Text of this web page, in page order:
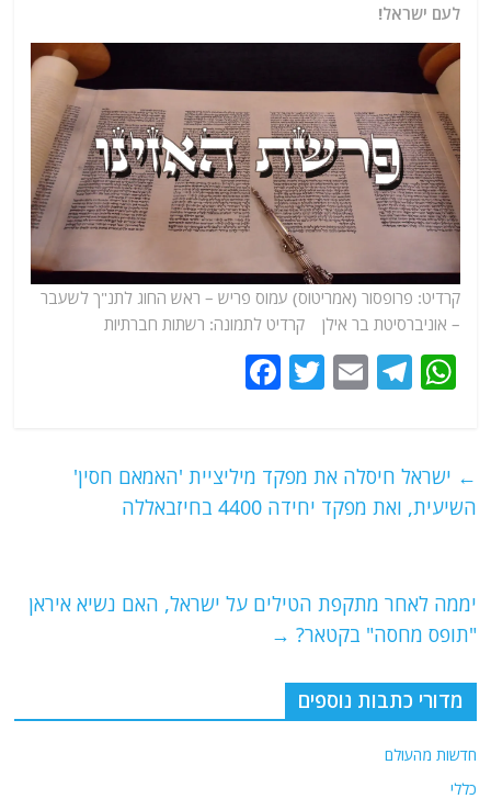
לעם ישראל!
קרדיט: פרופסור (אמריטוס) עמוס פריש – ראש החוג לתנ"ך לשעבר
– אוניברסיטת בר אילן קרדיט לתמונה: רשתות חברתיות
W
s
A
T
g
ra
E
l
T
er
e
b
k
← ישראל חיסלה את מפקד מיליציית 'האמאם חסין'
השיעית, ואת מפקד יחידה 4400 בחיזבאללה
יממה לאחר מתקפת הטילים על ישראל, האם נשיא איראן
"תופס מחסה" בקטאר? →
מדורי כתבות נוספים
חדשות מהעולם
כללי